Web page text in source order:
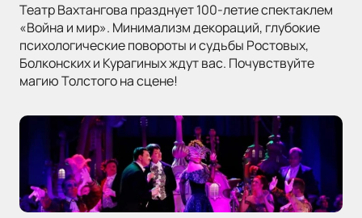
Театр Вахтангова празднует 100-летие спектаклем
«Война и мир». Минимализм декораций, глубокие
психологические повороты и судьбы Ростовых,
Болконских и Курагиных ждут вас. Почувствуйте
магию Толстого на сцене!